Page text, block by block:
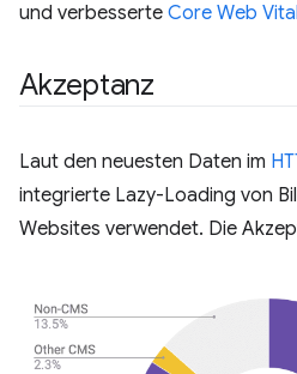
und verbesserte Core Web
Akzeptanz
Laut den neuesten Daten im
integrierte Lazy-Loading von
Websites verwendet. Die